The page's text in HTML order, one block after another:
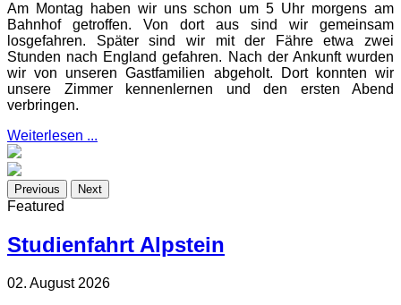
Am Montag haben wir uns schon um 5 Uhr morgens am
Bahnhof getroffen. Von dort aus sind wir gemeinsam
losgefahren. Später sind wir mit der Fähre etwa zwei
Stunden nach England gefahren. Nach der Ankunft wurden
wir von unseren Gastfamilien abgeholt. Dort konnten wir
unsere Zimmer kennenlernen und den ersten Abend
verbringen.
Weiterlesen ...
Previous Next
Featured
Studienfahrt Alpstein
02. August 2026